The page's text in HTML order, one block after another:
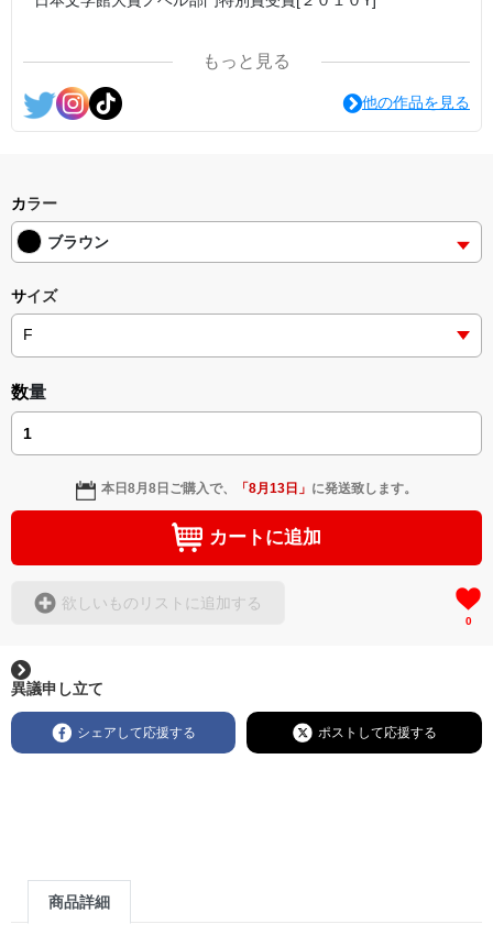
https://amzn.asia/d/7GbUq3Z
▶︎burning gaze like a sting
▶︎求めない惑星 -New!!-
第2作品:小説/絵本版
ASIN: B0D2VSHMZ6
▶︎The planet doesn't want it. -New!!-
2ndWork:Picturebook :EnglishEdition
ASIN: B0DDGXTY57
☆The illustrations are created using a fluctuation version.
<作品情報:配信中.> -Thank you for your time.
＿＿＿＿＿＿＿＿＿＿＿＿＿＿＿＿＿＿＿＿＿＿
＜著者 : 作詞＞ 凛々風 猛 -リリカゼタケル
日本語版: https://amzn.asia/d/ipdf8cX
英語版: https://amzn.asia/d/1nwVIb6
▶︎弛まぬ言霊[+挿画50作品版]
＜著者: 作詞/挿画作成＞ 凛々風 猛 -リリカゼタケル
日本語版: https://amzn.asia/d/3czgKs8
英語版: https://amzn.asia/d/bpIME7s
▶︎弛まぬ言霊 <+挿画/スケッチ&塗り絵ver.版>
-ロードムービー系ミュージカル小説 +作詞20曲
+挿画スケッチスタイル&塗り絵バージョン-
＜著者/小説:作詞:挿画作成＞
凛々風 猛-リリカゼタケル
▶︎刺すように燃えるような眼差しは
[第2作品: 通常版.小説のみ.]
＜著者＞ 凛々風 猛 -リリカゼタケル
日本語版: https://amzn.asia/d/7GbUq3Z
[主人公である小説家の遺作]を絵本化。
＜小説/絵本版＞ 凛々風猛 -ririkazetakeru
もっと見る
他の作品を見る
カラー
ブラウン
サイズ
数量
本日8月8日 ご購入で、 「8月13日 」 に発送致します。
カートに追加
欲しいものリストに追加する
0
異議申し立て
シェアして応援する ポストして応援する
商品詳細